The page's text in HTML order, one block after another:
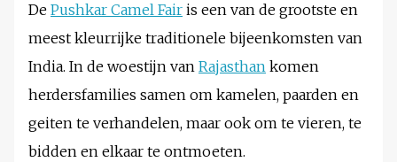
De Pushkar Camel Fair is een van de grootste en
meest kleurrijke traditionele bijeenkomsten van
India. In de woestijn van Rajasthan komen
herdersfamilies samen om kamelen, paarden en
geiten te verhandelen, maar ook om te vieren, te
bidden en elkaar te ontmoeten.